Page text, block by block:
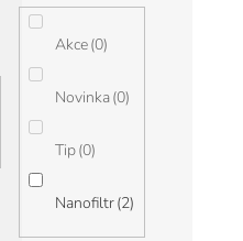
Akce 0
Novinka 0
Tip 0
Nanofiltr 2